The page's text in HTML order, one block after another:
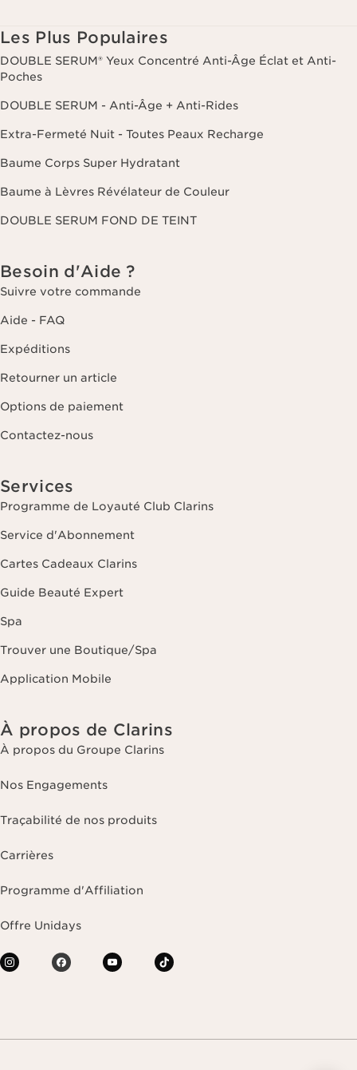
Les Plus Populaires
DOUBLE SERUM® Yeux Concentré Anti-Âge Éclat et Anti-
Poches
DOUBLE SERUM - Anti-Âge + Anti-Rides
Extra-Fermeté Nuit - Toutes Peaux Recharge
Baume Corps Super Hydratant
Baume à Lèvres Révélateur de Couleur
DOUBLE SERUM FOND DE TEINT
Besoin d'Aide ?
Suivre votre commande
Aide - FAQ
Expéditions
Retourner un article
Options de paiement
Contactez-nous
Services
Programme de Loyauté Club Clarins
Service d'Abonnement
Cartes Cadeaux Clarins
Guide Beauté Expert
Spa
Trouver une Boutique/Spa
Application Mobile
À propos de Clarins
À propos du Groupe Clarins
Nos Engagements
Traçabilité de nos produits
Carrières
Programme d'Affiliation
Offre Unidays